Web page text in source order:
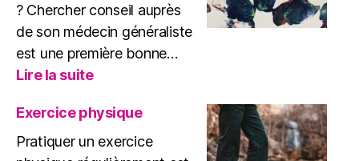
? Chercher conseil auprès
de son médecin généraliste
est une première bonne…
Lire la suite:
d’un
bon
thérapeute
Exercice physique
Pratiquer un exercice